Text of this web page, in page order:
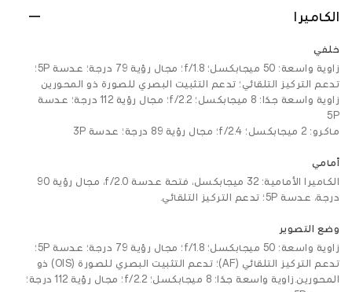
الكاميرا
خلفي
زاوية واسعة: 50 ميجابكسل؛ f/1.8؛ مجال رؤية 79 درجة؛ عدسة 5P؛
تدعم التركيز التلقائي؛ تدعم التثبيت البصري للصورة ذو المحورين
زاوية واسعة جدًا: 8 ميجابكسل؛ f/2.2؛ مجال رؤية 112 درجة؛ عدسة
5P
ماكرو: 2 ميجابكسل؛ f/2.4؛ مجال رؤية 89 درجة؛ عدسة 3P
أمامي
الكاميرا الأمامية: 32 ميجابكسل، فتحة عدسة f/2.0، مجال رؤية 90
درجة، عدسة 5P؛ تدعم التركيز التلقائي.
وضع التصوير
زاوية واسعة: 50 ميجابكسل؛ f/1.8؛ مجال رؤية 79 درجة؛ عدسة 5P؛
تدعم التركيز التلقائي (AF)؛ تدعم التثبيت البصري للصورة (OIS) ذو
المحورين.زاوية واسعة جدًا: 8 ميجابكسل؛ f/2.2؛ مجال رؤية 112 درجة؛